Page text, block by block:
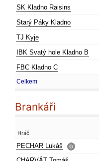
SK Kladno Raisins
Starý Páky Kladno
TJ Kyje
IBK Svatý hole Kladno B
FBC Kladno C
Celkem
Brankáři
Hráč
PECHAR Lukáš